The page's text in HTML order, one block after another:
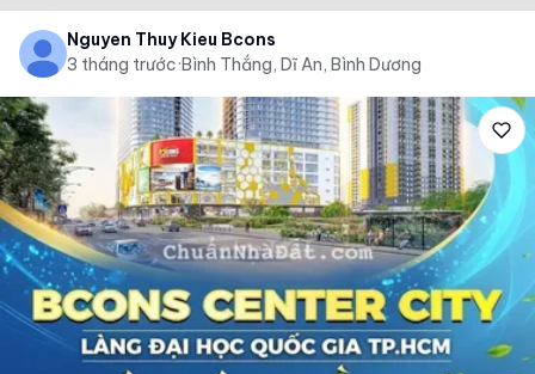
Nguyen Thuy Kieu Bcons
3 tháng trước·Bình Thắng, Dĩ An, Bình Dương